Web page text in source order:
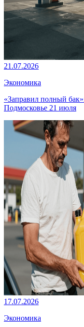
21.07.2026
Экономика
«Заправил полный
Подмосковье 21 июля
17.07.2026
Экономика